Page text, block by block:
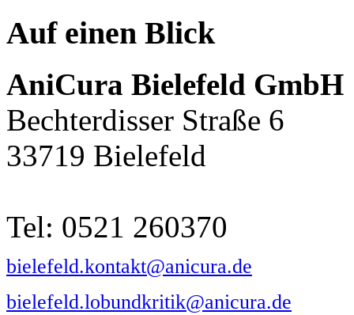
Auf einen Blick
AniCura Bielefeld GmbH
Bechterdisser Straße 6
33719 Bielefeld
Tel: 0521 260370
bielefeld.kontakt@anicura.de
bielefeld.lobundkritik@anicura.de